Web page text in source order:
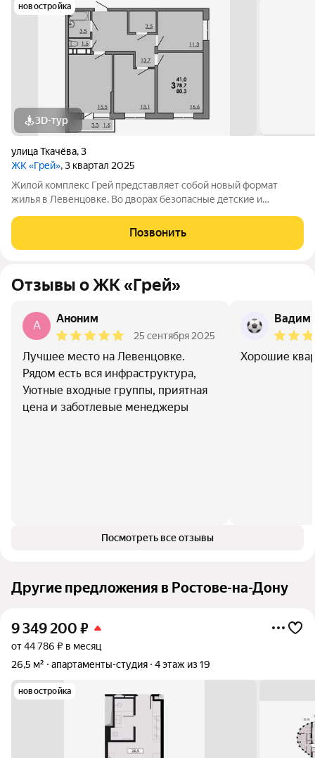
новостройка
3D-тур
улица Ткачёва,3
ЖК «Грей», 3 квартал 2025
Жилой комплекс Грей представляет собой новый формат
жилья в Левенцовке. Во дворах безопасные детские и
другое. Большая территория под гостевую парковку, теплый
подземный паркинг. На территории
Позвонить
Отзывы о ЖК «Грей»
A
Аноним
25 сентября 2025
Лучшее место на Левенцовке.
Рядом есть вся инфраструктура,
Уютные входные группы, приятная
цена и заботлевые менеджеры
Вадим
Хорошие
Посмотреть все отзывы
Другие предложения в Ростове-на-Дону
9 349 200 ₽
от 44 786 ₽ в месяц
26,5 м²
апартаменты-студия 4 этаж из 19
новостройка